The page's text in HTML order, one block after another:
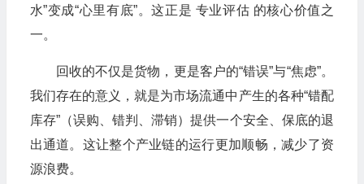
水”变成“心里有底”。这正是 专业评估 的核心价值之
一。
回收的不仅是货物，更是客户的“错误”与“焦虑”。
我们存在的意义，就是为市场流通中产生的各种“错配
库存”（误购、错判、滞销）提供一个安全、保底的退
出通道。这让整个产业链的运行更加顺畅，减少了资
源浪费。